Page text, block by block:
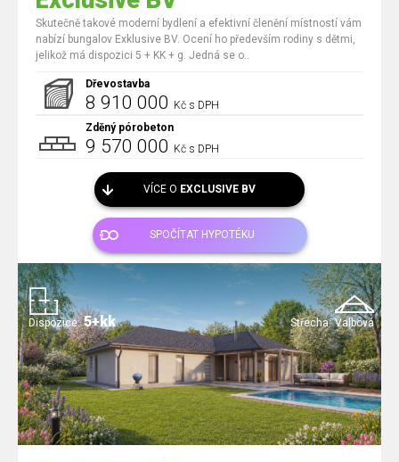
Skutečně takové moderní bydlení a efektivní členění místností vám
nabízí bungalov Exklusive BV. Ocení ho především rodiny s dětmi,
jelikož má dispozici 5 + KK + g. Jedná se o..
Dřevostavba
8 910 000 Kč s DPH
Zděný pórobeton
9 570 000 Kč s DPH
VÍCE O EXCLUSIVE BV
SPOČÍTAT HYPOTÉKU
Střecha: Valbová
Dispozice: 5+kk